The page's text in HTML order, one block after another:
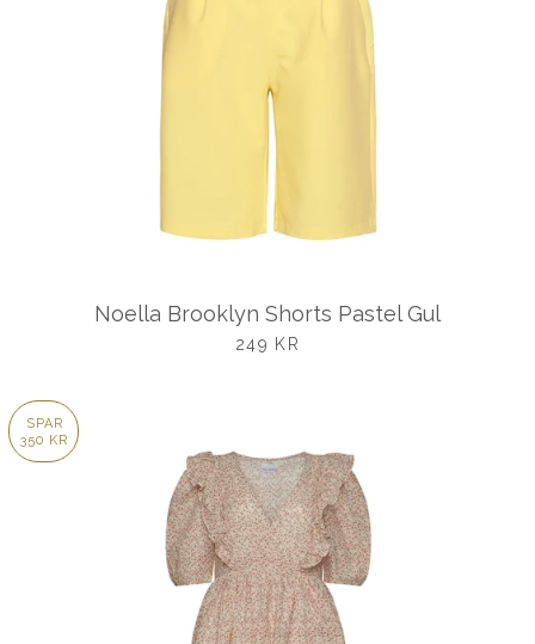
Noella Brooklyn Shorts Pastel Gul
UDSALGSPRIS
249 KR
SPAR
350 KR